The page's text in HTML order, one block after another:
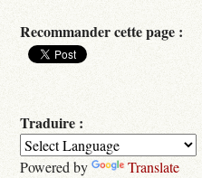
Recommander cette page :
Traduire :
Powered by Translate